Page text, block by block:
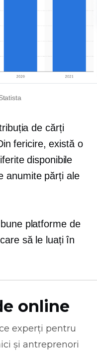
de cărți
fericire, există o
disponibile
anumite părți ale
platforme de
să le luați în
online
experți pentru
și antreprenori